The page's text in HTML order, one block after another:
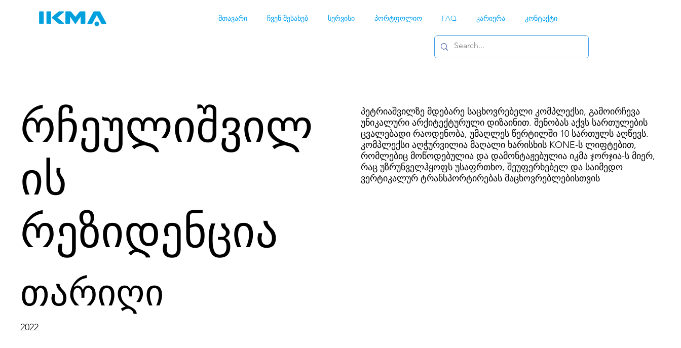
მთავარი ჩვენ შესახებ სერვისი პორტფოლიო FAQ კარიერა კონტაქტი
რჩეულიშვილ
ის
რეზიდენცია
თარიღი
2022
პეტრიაშვილზე მდებარე საცხოვრებელი კომპლექსი, გამოირჩევა
უნიკალური არქიტექტურული დიზაინით. შენობას აქვს სართულების
ცვალებადი რაოდენობა, უმაღლეს წერტილში 10 სართულს აღწევს.
კომპლექსი აღჭურვილია მაღალი ხარისხის KONE-ს ლიფტებით,
რომლებიც მოწოდებულია და დამონტაჟებულია იკმა ჯორჯია-ს მიერ,
რაც უზრუნველჰყოფს უსაფრთხო, შეუფერხებელ და საიმედო
ვერტიკალურ ტრანსპორტირებას მაცხოვრებლებისთვის